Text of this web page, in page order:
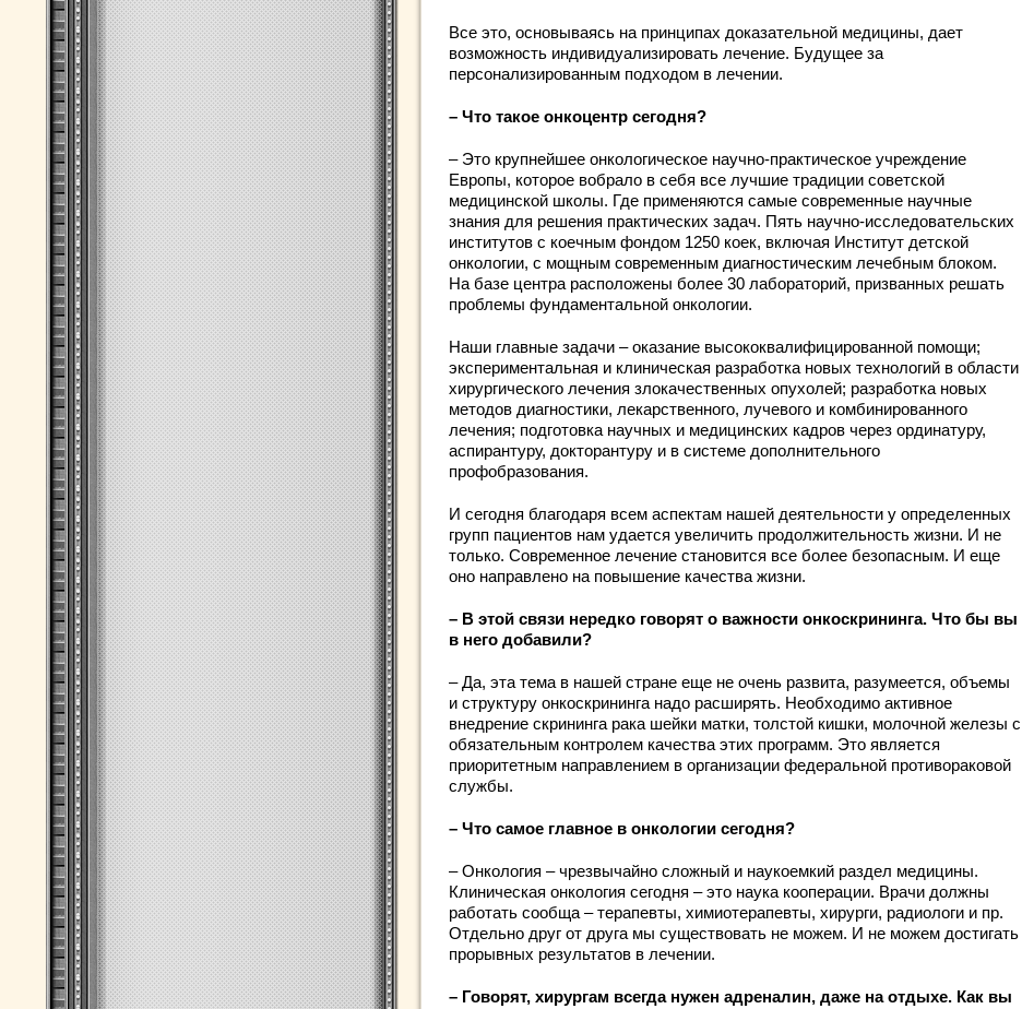
Все это, основываясь на принципах доказательной медицины, дает
возможность индивидуализировать лечение. Будущее за
персонализированным подходом в лечении.
– Что такое онкоцентр сегодня?
– Это крупнейшее онкологическое научно-практическое учреждение
Европы, которое вобрало в себя все лучшие традиции советской
медицинской школы. Где применяются самые современные научные
знания для решения практических задач. Пять научно-исследовательских
институтов с коечным фондом 1250 коек, включая Институт детской
онкологии, с мощным современным диагностическим лечебным блоком.
На базе центра расположены более 30 лабораторий, призванных решать
проблемы фундаментальной онкологии.
Наши главные задачи – оказание высококвалифицированной помощи;
экспериментальная и клиническая разработка новых технологий в области
хирургического лечения злокачественных опухолей; разработка новых
методов диагностики, лекарственного, лучевого и комбинированного
лечения; подготовка научных и медицинских кадров через ординатуру,
аспирантуру, докторантуру и в системе дополнительного
профобразования.
И сегодня благодаря всем аспектам нашей деятельности у определенных
групп пациентов нам удается увеличить продолжительность жизни. И не
только. Современное лечение становится все более безопасным. И еще
оно направлено на повышение качества жизни.
– В этой связи нередко говорят о важности онкоскрининга. Что бы вы
в него добавили?
– Да, эта тема в нашей стране еще не очень развита, разумеется, объемы
и структуру онкоскрининга надо расширять. Необходимо активное
внедрение скрининга рака шейки матки, толстой кишки, молочной железы с
обязательным контролем качества этих программ. Это является
приоритетным направлением в организации федеральной противораковой
службы.
– Что самое главное в онкологии сегодня?
– Онкология – чрезвычайно сложный и наукоемкий раздел медицины.
Клиническая онкология сегодня – это наука кооперации. Врачи должны
работать сообща – терапевты, химиотерапевты, хирурги, радиологи и пр.
Отдельно друг от друга мы существовать не можем. И не можем достигать
прорывных результатов в лечении.
– Говорят, хирургам всегда нужен адреналин, даже на отдыхе. Как вы